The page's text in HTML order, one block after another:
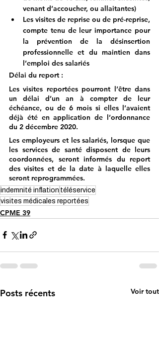
venant d’accoucher, ou allaitantes)
Les visites de reprise ou de pré-reprise,
compte tenu de leur importance pour
la prévention de la désinsertion
professionnelle et du maintien dans
l’emploi des salariés
Délai du report :
Les visites reportées pourront l’être dans
un délai d’un an à compter de leur
échéance, ou de 6 mois si elles l’avaient
déjà été en application de l’ordonnance
du 2 décembre 2020.
Les employeurs et les salariés, lorsque que
les services de santé disposent de leurs
coordonnées, seront informés du report
des visites et de la date à laquelle elles
seront reprogrammées.
indemnité inflation téléservice
visites médicales reportées
CPME 39
Posts récents Voir tout